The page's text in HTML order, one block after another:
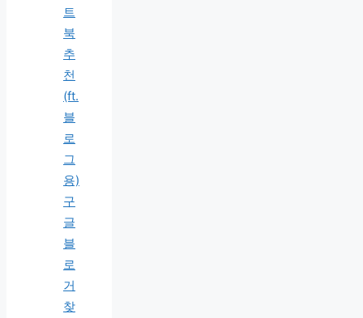
트
북
추
천
(ft.
블
로
그
용)
구
글
블
로
거
찾